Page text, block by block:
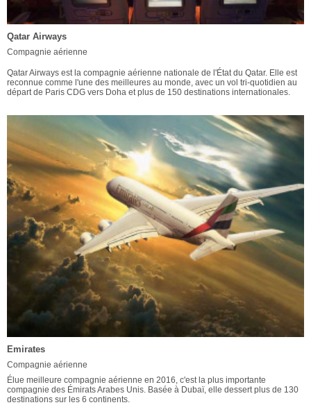
Qatar Airways
Compagnie aérienne
Qatar Airways est la compagnie aérienne nationale de l'État du Qatar. Elle est
reconnue comme l'une des meilleures au monde, avec un vol tri-quotidien au
départ de Paris CDG vers Doha et plus de 150 destinations internationales.
Emirates
Compagnie aérienne
Élue meilleure compagnie aérienne en 2016, c'est la plus importante
compagnie des Émirats Arabes Unis. Basée à Dubaï, elle dessert plus de 130
destinations sur les 6 continents.